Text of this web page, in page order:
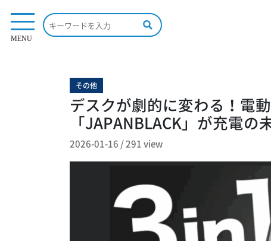
MENU
その他
デスクが劇的に変わる！電
「JAPANBLACK」が充電の
2026-01-16 /291 view